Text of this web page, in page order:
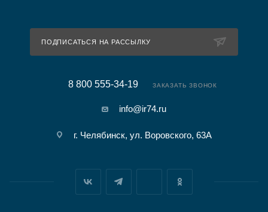
ПОДПИСАТЬСЯ НА РАССЫЛКУ
8 800 555-34-19 ЗАКАЗАТЬ ЗВОНОК
info@ir74.ru
г. Челябинск, ул. Воровского, 63А